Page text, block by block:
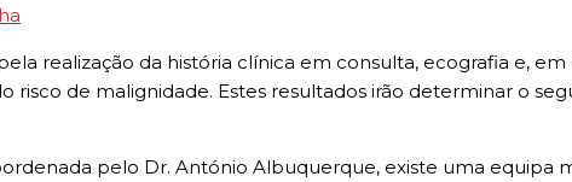
realização da história clínica em consulta, ecografia e, em
risco de malignidade. Estes resultados irão determinar o
pelo Dr. António Albuquerque, existe uma equipa